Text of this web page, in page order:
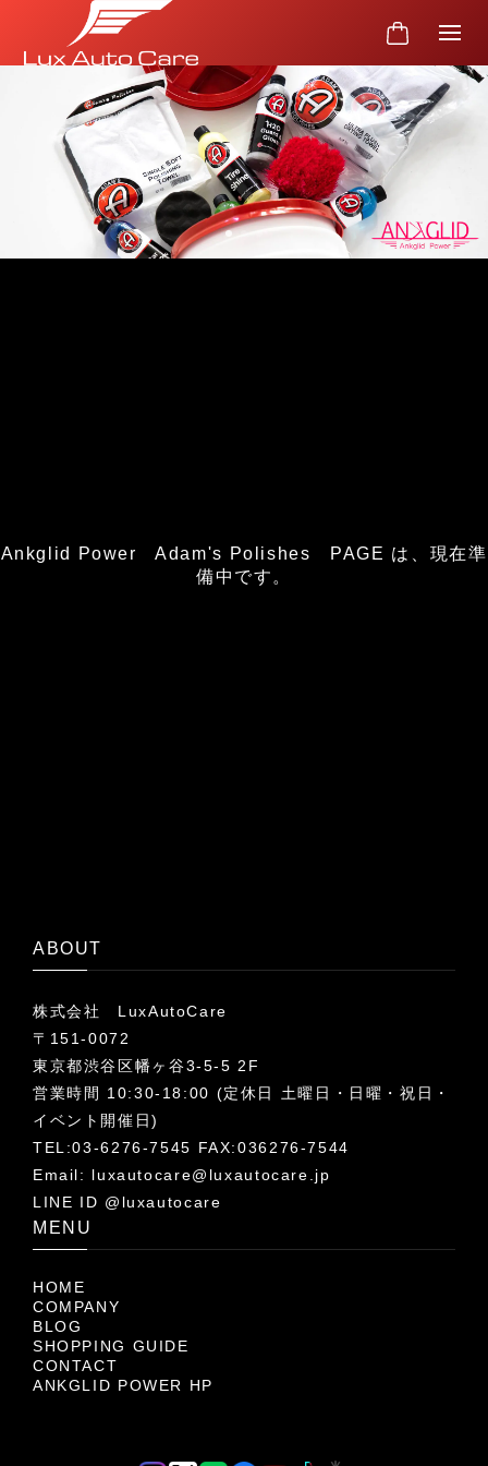
Ankglid Power Adam's Polishes PAGE は、現在準
備中です。
ABOUT
株式会社 LuxAutoCare
〒151-0072
東京都渋谷区幡ヶ谷3-5-5 2F
営業時間 10:30-18:00 (定休日 土曜日・日曜・祝日・
イベント開催日)
TEL:03-6276-7545 FAX:036276-7544
Email: luxautocare@luxautocare.jp
LINE ID @luxautocare
MENU
HOME
COMPANY
BLOG
SHOPPING GUIDE
CONTACT
ANKGLID POWER HP